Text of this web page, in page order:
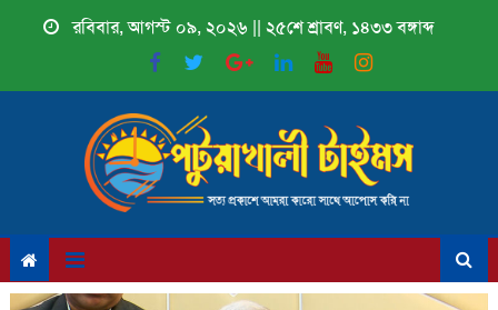
রবিবার, আগস্ট ০৯, ২০২৬ || ২৫শে শ্রাবণ, ১৪৩৩ বঙ্গাব্দ